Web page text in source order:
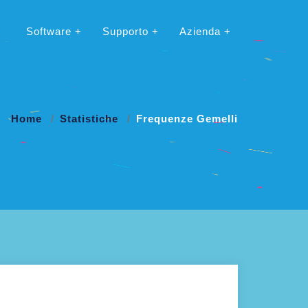
Software Supporto Azienda
Home Statistiche Frequenze Gemelli